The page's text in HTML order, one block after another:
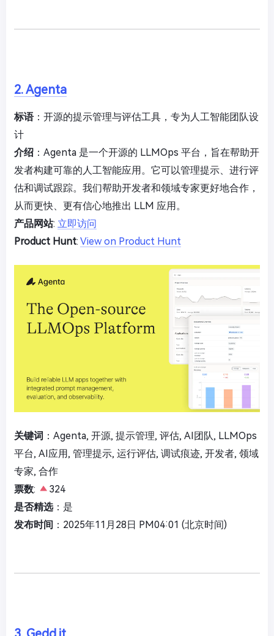
2. Agenta
标语：开源的提示管理与评估工具，专为人工智能团队设
计
介绍 ：Agenta 是一个开源的 LLMOps 平台，旨在帮助开
发者构建可靠的人工智能应用。它可以管理提示、进行评
估和调试跟踪。我们帮助开发者和领域专家更好地合作，
从而更快、更有信心地推出 LLM 应用。
产品网站: 立即访问
Product Hunt: View on Product Hunt
关键词 ：Agenta, 开源, 提示管理, 评估, AI团队, LLMOps
平台, AI应用, 管理提示, 运行评估, 调试痕迹, 开发者, 领域
专家, 合作
票数:
324
是否精选：是
发布时间 ：2025年11月28日 PM04:01 (北京时间)